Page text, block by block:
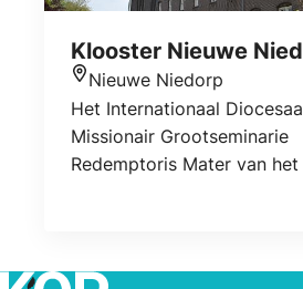
Klooster Nieuwe
Nieuwe Niedorp
Het Internationaal
Missionair Grootseminarie
Redemptoris Mater van
evangelisatie. De drie